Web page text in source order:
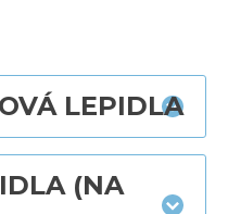
LEPIDLA
(NA